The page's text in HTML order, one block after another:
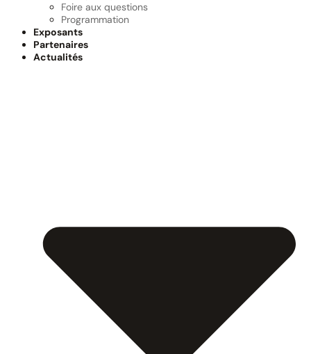
Foire aux questions
Programmation
Exposants
Partenaires
Actualités